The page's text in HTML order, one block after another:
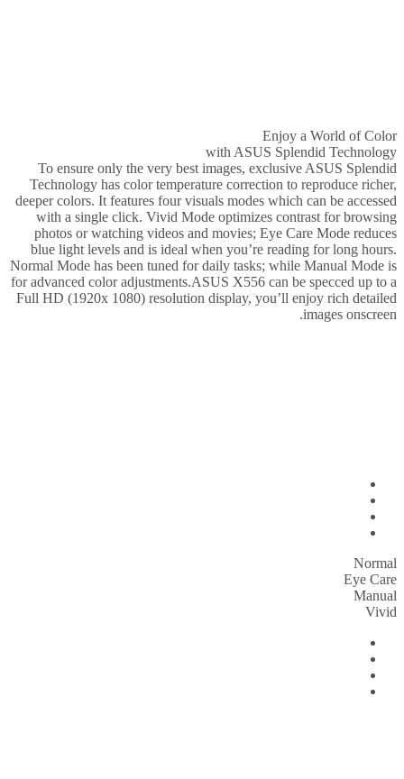
Enjoy a World of Color
with ASUS Splendid Technology
To ensure only the very best images, exclusive ASUS Splendid
Technology has color temperature correction to reproduce richer,
deeper colors. It features four visuals modes which can be accessed
with a single click. Vivid Mode optimizes contrast for browsing
photos or watching videos and movies; Eye Care Mode reduces
blue light levels and is ideal when you’re reading for long hours.
Normal Mode has been tuned for daily tasks; while Manual Mode is
for advanced color adjustments.ASUS X556 can be specced up to a
Full HD (1920x 1080) resolution display, you’ll enjoy rich detailed
images onscreen.
Normal
Eye Care
Manual
Vivid